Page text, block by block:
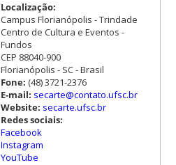
Localização:
Campus Florianópolis - Trindade
Centro de Cultura e Eventos -
Fundos
CEP 88040-900
Florianópolis - SC - Brasil
Fone: (48) 3721-2376
E-mail: secarte@contato.ufsc.br
Website: secarte.ufsc.br
Redes sociais:
Facebook
Instagram
YouTube